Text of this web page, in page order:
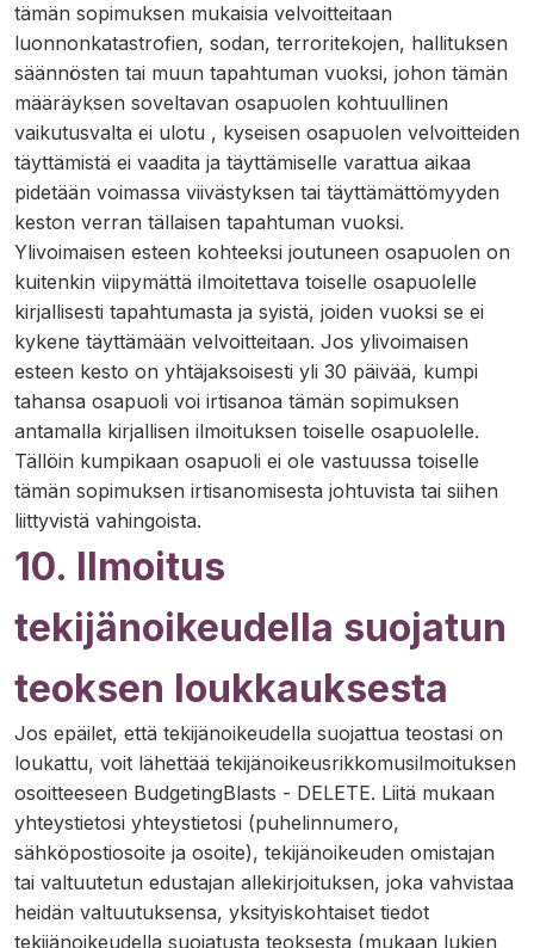
tämän sopimuksen mukaisia velvoitteitaan
luonnonkatastrofien, sodan, terroritekojen, hallituksen
säännösten tai muun tapahtuman vuoksi, johon tämän
määräyksen soveltavan osapuolen kohtuullinen
vaikutusvalta ei ulotu , kyseisen osapuolen velvoitteiden
täyttämistä ei vaadita ja täyttämiselle varattua aikaa
pidetään voimassa viivästyksen tai täyttämättömyyden
keston verran tällaisen tapahtuman vuoksi.
Ylivoimaisen esteen kohteeksi joutuneen osapuolen on
kuitenkin viipymättä ilmoitettava toiselle osapuolelle
kirjallisesti tapahtumasta ja syistä, joiden vuoksi se ei
kykene täyttämään velvoitteitaan. Jos ylivoimaisen
esteen kesto on yhtäjaksoisesti yli 30 päivää, kumpi
tahansa osapuoli voi irtisanoa tämän sopimuksen
antamalla kirjallisen ilmoituksen toiselle osapuolelle.
Tällöin kumpikaan osapuoli ei ole vastuussa toiselle
tämän sopimuksen irtisanomisesta johtuvista tai siihen
liittyvistä vahingoista.
10. Ilmoitus
tekijänoikeudella suojatun
teoksen loukkauksesta
Jos epäilet, että tekijänoikeudella suojattua teostasi on
loukattu, voit lähettää tekijänoikeusrikkomusilmoituksen
osoitteeseen BudgetingBlasts - DELETE. Liitä mukaan
yhteystietosi yhteystietosi (puhelinnumero,
sähköpostiosoite ja osoite), tekijänoikeuden omistajan
tai valtuutetun edustajan allekirjoituksen, joka vahvistaa
heidän valtuutuksensa, yksityiskohtaiset tiedot
tekijänoikeudella suojatusta teoksesta (mukaan lukien